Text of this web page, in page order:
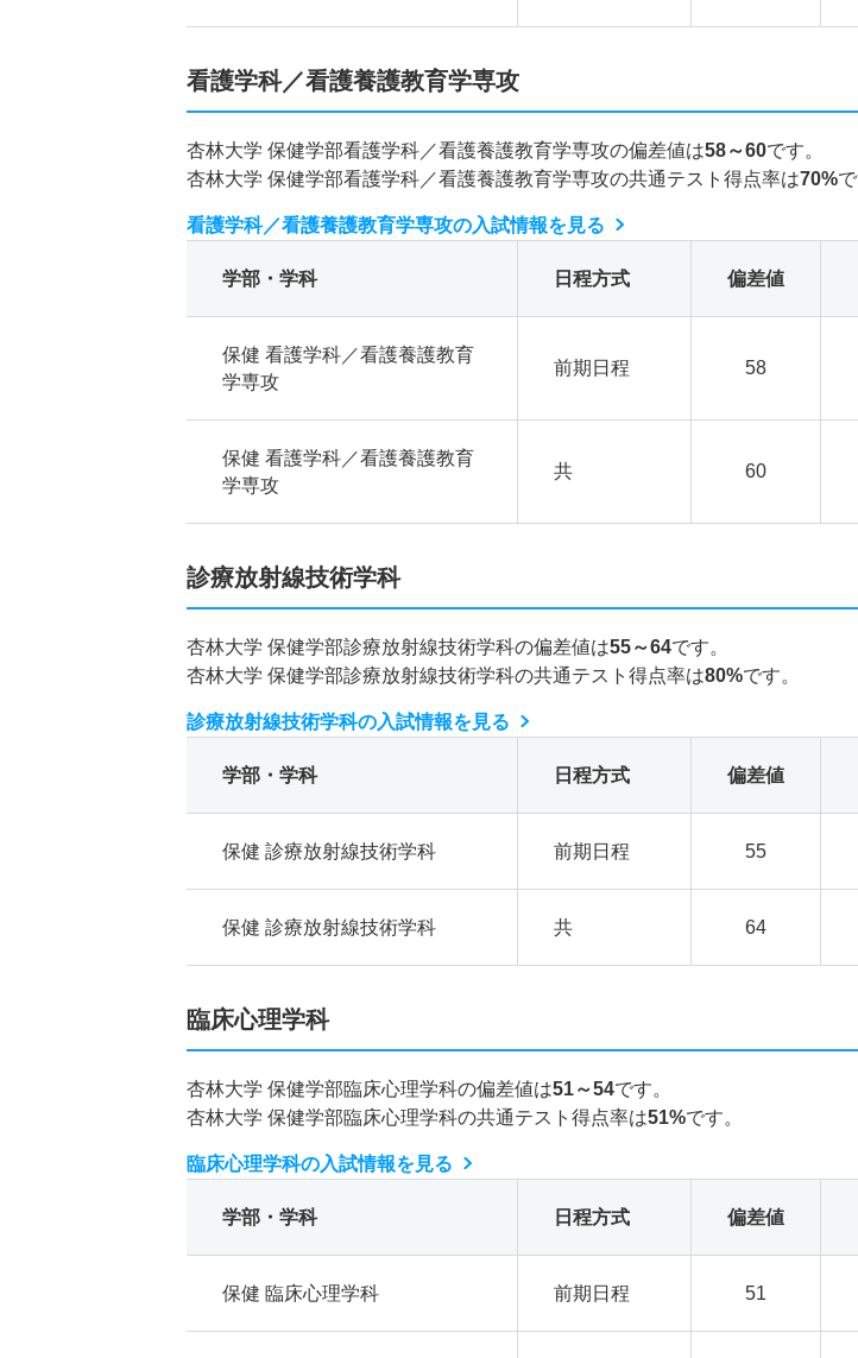
看護学科／看護養護教育学専攻
杏林大学 保健学部看護学科／看護養護教育学専攻の偏差値は58～60です。
杏林大学 保健学部看護学科／看護養護教育学専攻の共通テスト得点率は70%で
看護学科／看護養護教育学専攻の入試情報を見る
学部・学科 日程方式 偏差値
保健 看護学科／看護養護教育
学専攻
前期日程 58
保健 看護学科／看護養護教育
学専攻
共 60
診療放射線技術学科
杏林大学 保健学部診療放射線技術学科の偏差値は55～64です。
杏林大学 保健学部診療放射線技術学科の共通テスト得点率は80%です。
診療放射線技術学科の入試情報を見る
学部・学科 日程方式 偏差値
保健 診療放射線技術学科 前期日程 55
保健 診療放射線技術学科 共 64
臨床心理学科
杏林大学 保健学部臨床心理学科の偏差値は51～54です。
杏林大学 保健学部臨床心理学科の共通テスト得点率は51%です。
臨床心理学科の入試情報を見る
学部・学科 日程方式 偏差値
保健 臨床心理学科 前期日程 51